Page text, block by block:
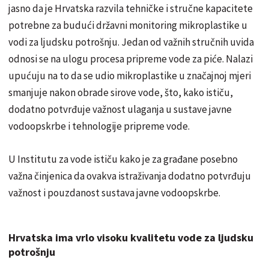
jasno da je Hrvatska razvila tehničke i stručne kapacitete
potrebne za budući državni monitoring mikroplastike u
vodi za ljudsku potrošnju. Jedan od važnih stručnih uvida
odnosi se na ulogu procesa pripreme vode za piće. Nalazi
upućuju na to da se udio mikroplastike u značajnoj mjeri
smanjuje nakon obrade sirove vode, što, kako ističu,
dodatno potvrđuje važnost ulaganja u sustave javne
vodoopskrbe i tehnologije pripreme vode.
U Institutu za vode ističu kako je za građane posebno
važna činjenica da ovakva istraživanja dodatno potvrđuju
važnost i pouzdanost sustava javne vodoopskrbe.
Hrvatska ima vrlo visoku kvalitetu vode za ljudsku
potrošnju